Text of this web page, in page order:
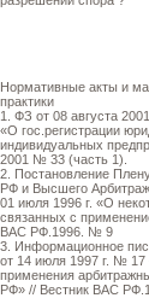
Нормативные акты и
практики
1. ФЗ от 08 августа
«О гос.регистрации
индивидуальных
2001 № 33 (часть 1).
2. Постановление
РФ и Высшего
01 июля 1996 г. «О
связанных с
ВАС РФ.1996. № 9
3. Информационное
от 14 июля 1997 г. № 17
применения
РФ» // Вестник ВАС